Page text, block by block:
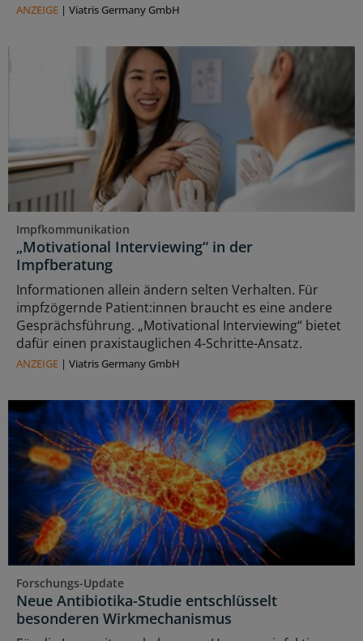
ANZEIGE | Viatris Germany GmbH
Impfkommunikation
„Motivational Interviewing“ in der
Impfberatung
Informationen allein ändern selten Verhalten. Für
impfzögernde Patient:innen braucht es eine andere
Gesprächsführung. „Motivational Interviewing“ bietet
dafür einen praxistauglichen 4-Schritte-Ansatz.
ANZEIGE | Viatris Germany GmbH
Forschungs-Update
Neue Antibiotika-Studie entschlüsselt
besonderen Wirkmechanismus